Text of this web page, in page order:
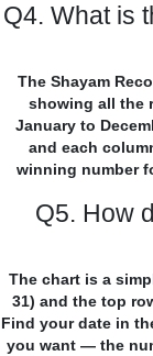
Q4. What is
The Shayam
showing all the
January to
and each
winning number
Q5. How
The chart is a
31) and the top
Find your date in
you want — the